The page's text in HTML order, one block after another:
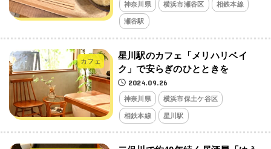
神奈川県 横浜市瀬谷区 相鉄本線
瀬谷駅
カフェ
星川駅のカフェ「メリハリベイ
ク」で安らぎのひとときを
2024.09.26
神奈川県 横浜市保土ケ谷区
相鉄本線 星川駅